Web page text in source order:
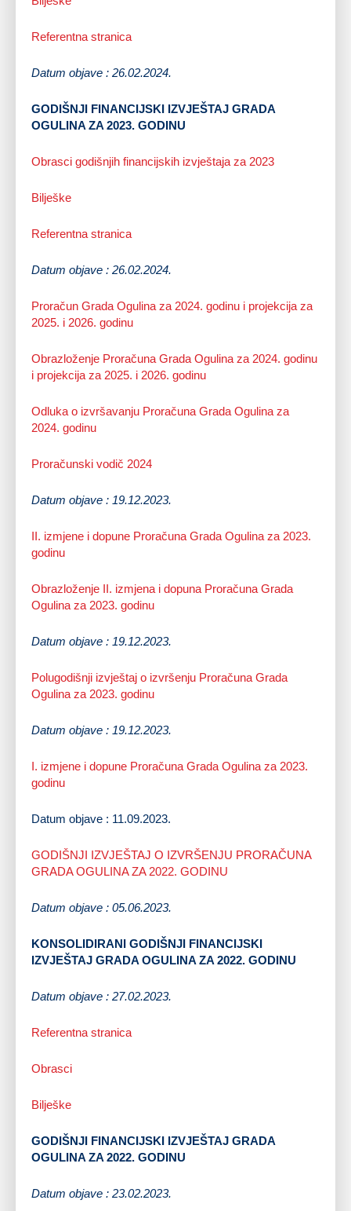
Referentna stranica
Datum objave : 26.02.2024.
GODIŠNJI FINANCIJSKI IZVJEŠTAJ GRADA
OGULINA ZA 2023. GODINU
Obrasci godišnjih financijskih izvještaja za 2023
Bilješke
Referentna stranica
Datum objave : 26.02.2024.
Proračun Grada Ogulina za 2024. godinu i projekcija za
2025. i 2026. godinu
Obrazloženje Proračuna Grada Ogulina za 2024. godinu
i projekcija za 2025. i 2026. godinu
Odluka o izvršavanju Proračuna Grada Ogulina za
2024. godinu
Proračunski vodič 2024
Datum objave : 19.12.2023.
II. izmjene i dopune Proračuna Grada Ogulina za 2023.
godinu
Obrazloženje II. izmjena i dopuna Proračuna Grada
Ogulina za 2023. godinu
Datum objave : 19.12.2023.
Polugodišnji izvještaj o izvršenju Proračuna Grada
Ogulina za 2023. godinu
Datum objave : 19.12.2023.
I. izmjene i dopune Proračuna Grada Ogulina za 2023.
godinu
Datum objave : 11.09.2023.
GODIŠNJI IZVJEŠTAJ O IZVRŠENJU PRORAČUNA
GRADA OGULINA ZA 2022. GODINU
Datum objave : 05.06.2023.
KONSOLIDIRANI GODIŠNJI FINANCIJSKI
IZVJEŠTAJ GRADA OGULINA ZA 2022. GODINU
Datum objave : 27.02.2023.
Referentna stranica
Obrasci
Bilješke
GODIŠNJI FINANCIJSKI IZVJEŠTAJ GRADA
OGULINA ZA 2022. GODINU
Datum objave : 23.02.2023.